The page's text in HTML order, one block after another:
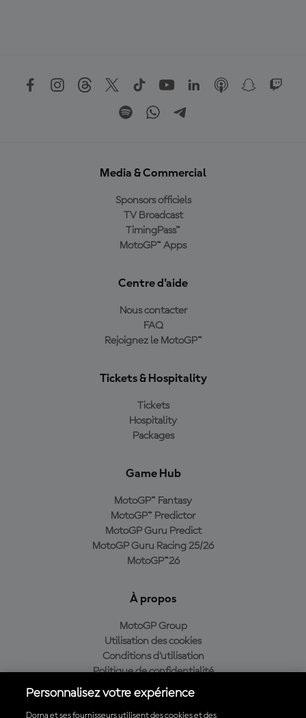
Media & Commercial
Sponsors officiels
TV Broadcast
TimingPass™
MotoGP™ Apps
Centre d'aide
Nous contacter
FAQ
Rejoignez le MotoGP™
Tickets & Hospitality
Tickets
Hospitality
Packages
Game Hub
MotoGP™ Fantasy
MotoGP™ Predictor
MotoGP Guru Predict
MotoGP Guru Racing 25/26
MotoGP™26
À propos
MotoGP Group
Utilisation des cookies
Conditions d'utilisation
Politique de confidentialité
Politique d’achat
Personnalisez votre expérience
Dorna et ses fournisseurs utilisent des cookies et des